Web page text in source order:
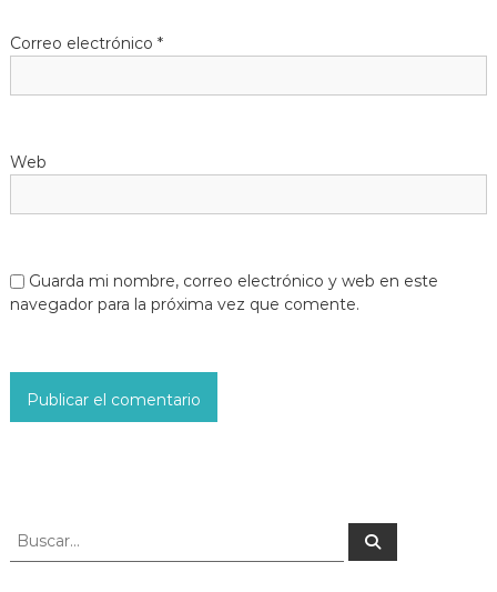
Correo electrónico *
Web
Guarda mi nombre, correo electrónico y web en este
navegador para la próxima vez que comente.